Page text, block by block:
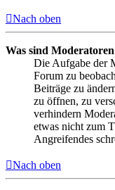
Nach oben
Was sind
Die Aufgabe der
Forum zu
Beiträge zu
zu öffnen, zu
verhindern
etwas nicht zum
Angreifendes
Nach oben